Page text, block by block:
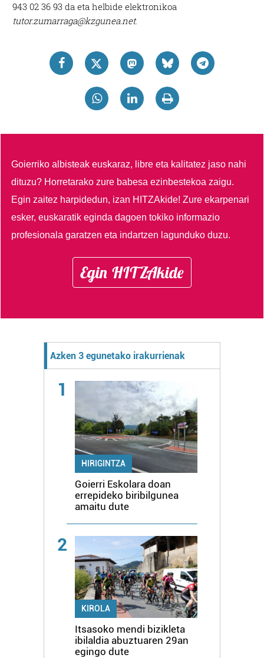
943 02 36 93 da eta helbide elektronikoa
tutor.zumarraga@kzgunea.net.
Goierriko albisteak euskaraz, libre eta kalitatez jaso nahi
dituzu? Horretarako zure babesa ezinbestekoa zaigu.
Egin zaitez harpidedun, izan HITZAkide!Zure ekarpenari
esker, euskaratik eginda dagoen tokiko informazio
profesionala garatzen eta indartzen lagunduko duzu.
Egin HITZAkide
Azken 3 egunetako irakurrienak
1
HIRIGINTZA
Goierri Eskolara doan
errepideko biribilgunea
amaitu dute
2
KIROLA
Itsasoko mendi bizikleta
ibilaldia abuztuaren 29an
egingo dute